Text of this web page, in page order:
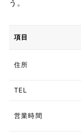
う。
項目
住所
TEL
営業時間